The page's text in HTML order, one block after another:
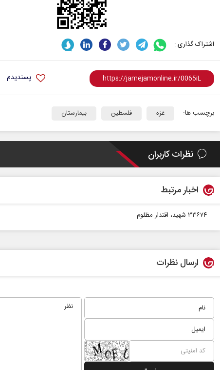
اشتراک گذاری :
پسندیدم
برچسب ها: غزه فلسطین بیمارستان
نظرات کاربران
اخبار مرتبط
۳۳۶۷۴ شهید، اقتدار مظلوم
ارسال نظرات